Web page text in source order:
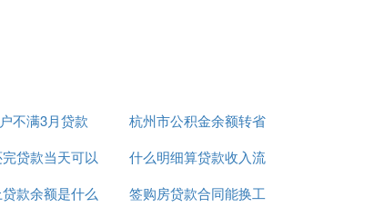
银行放款后才给钥匙。房子在过户之
房管局过户了，就可以给钥匙了，卖
不满3月贷款
杭州市公积金余额转省
公积金贷款额度
贷款当天可以
给买家吗
什么明细算贷款收入流
水
款余额是什么
签购房贷款合同能换工